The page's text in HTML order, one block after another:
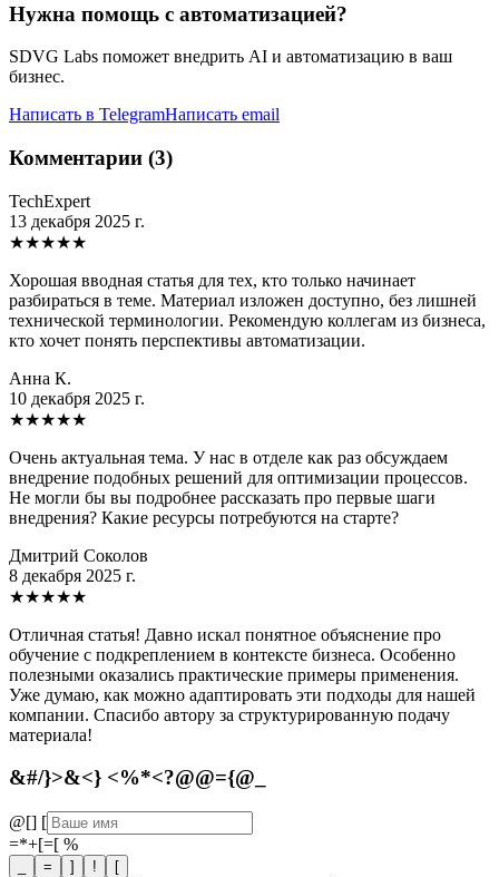
Нужна помощь с автоматизацией?
SDVG Labs поможет внедрить AI и автоматизацию в ваш
бизнес.
Написать в TelegramНаписать email
Комментарии (3)
TechExpert
13 декабря 2025 г.
★★★★★
Хорошая вводная статья для тех, кто только начинает
разбираться в теме. Материал изложен доступно, без лишней
технической терминологии. Рекомендую коллегам из бизнеса,
кто хочет понять перспективы автоматизации.
Анна К.
10 декабря 2025 г.
★★★★★
Очень актуальная тема. У нас в отделе как раз обсуждаем
внедрение подобных решений для оптимизации процессов.
Не могли бы вы подробнее рассказать про первые шаги
внедрения? Какие ресурсы потребуются на старте?
Дмитрий Соколов
8 декабря 2025 г.
★★★★★
Отличная статья! Давно искал понятное объяснение про
обучение с подкреплением в контексте бизнеса. Особенно
полезными оказались практические примеры применения.
Уже думаю, как можно адаптировать эти подходы для нашей
компании. Спасибо автору за структурированную подачу
материала!
&#/}>&<} <%*<?@@={@_
@[] [
=*+[=[ %
= ] ! [